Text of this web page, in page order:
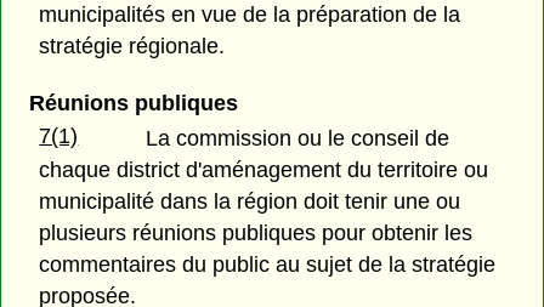
municipalités en vue de la préparation de la
stratégie régionale.
Réunions publiques
7(1)
La commission ou le conseil de
chaque district d'aménagement du territoire ou
municipalité dans la région doit tenir une ou
plusieurs réunions publiques pour obtenir les
commentaires du public au sujet de la stratégie
proposée.